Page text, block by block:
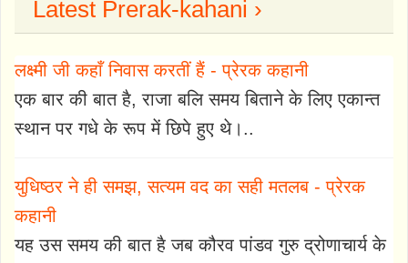
Latest Prerak-kahani ›
लक्ष्मी जी कहाँ निवास करतीं हैं - प्रेरक कहानी
एक बार की बात है, राजा बलि समय बिताने के लिए एकान्त
स्थान पर गधे के रूप में छिपे हुए थे।..
युधिष्ठर ने ही समझ, सत्यम वद का सही मतलब - प्रेरक
कहानी
यह उस समय की बात है जब कौरव पांडव गुरु द्रोणाचार्य के